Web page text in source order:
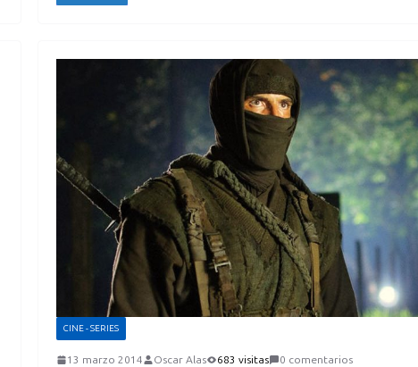
CINE - SERIES
13 marzo 2014 Oscar Alas 683 visitas 0 comentarios